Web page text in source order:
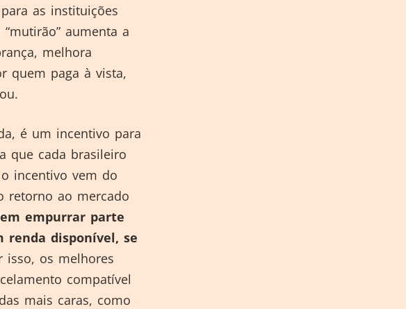
as instituições
aumenta a
melhora
quem paga à vista,
é um incentivo para
que cada brasileiro
incentivo vem do
retorno ao mercado
empurrar parte
renda disponível, se
isso, os melhores
compatível
mais caras, como